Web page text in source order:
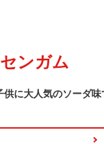
ンガム
供に大人気のソーダ